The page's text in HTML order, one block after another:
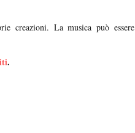
creazioni. La musica può essere
.